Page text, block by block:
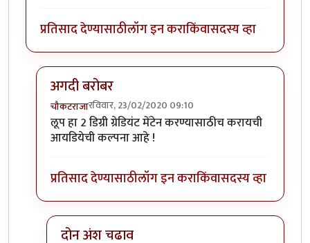
प्रतिसाद देण्यासाठीलॉग इन कराकिंवासदस्य व्हा
अगदी बरोबर
चौकटराजारविवार, 23/02/2020 09:10
In reply toविल्यम व ग्रेट लूपbyगामा पैलवान
लूप हा 2 डिग्री ग्रेडियंट मेंटेन करण्यासाठीच करायची
आयडियेची कल्पना आहे !
प्रतिसाद देण्यासाठीलॉग इन कराकिंवासदस्य व्हा
दोन अंश चढाव